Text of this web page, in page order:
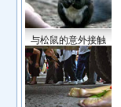
与松鼠的意外接触